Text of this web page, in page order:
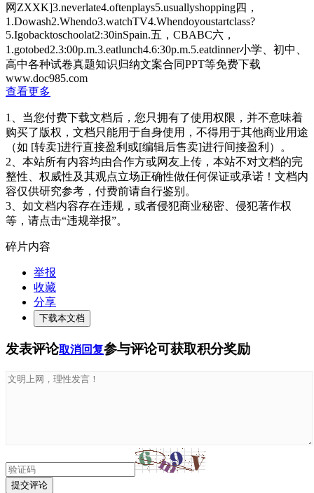
网ZXXK]3.neverlate4.oftenplays5.usuallyshopping四，
1.Dowash2.Whendo3.watchTV4.Whendoyoustartclass?
5.Igobacktoschoolat2:30inSpain.五，CBABC六，
1.gotobed2.3:00p.m.3.eatlunch4.6:30p.m.5.eatdinner小学、初中、
高中各种试卷真题知识归纳文案合同PPT等免费下载
www.doc985.com
查看更多
1、当您付费下载文档后，您只拥有了使用权限，并不意味着
购买了版权，文档只能用于自身使用，不得用于其他商业用途
（如 [转卖]进行直接盈利或[编辑后售卖]进行间接盈利）。
2、本站所有内容均由合作方或网友上传，本站不对文档的完
整性、权威性及其观点立场正确性做任何保证或承诺！文档内
容仅供研究参考，付费前请自行鉴别。
3、如文档内容存在违规，或者侵犯商业秘密、侵犯著作权
等，请点击“违规举报”。
碎片内容
举报
收藏
分享
下载本文档
发表评论取消回复参与评论可获取积分奖励
提交评论